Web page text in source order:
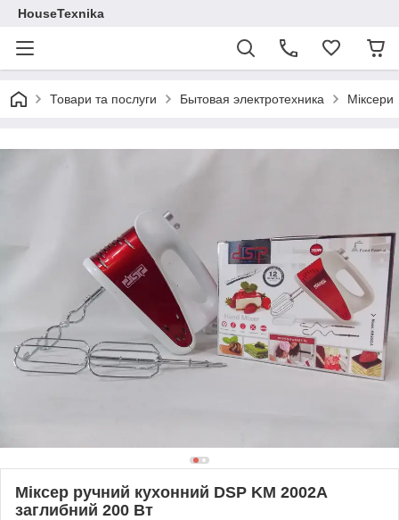
HouseTexnika
Товари та послуги Бытовая электротехника Міксери
Міксер ручний кухонний DSP KM 2002А
заглибний 200 Вт